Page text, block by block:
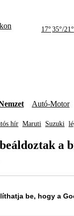
17° 35°/21°
Autó-Motor
hír Maruti Suzuki
a
be, hogy a